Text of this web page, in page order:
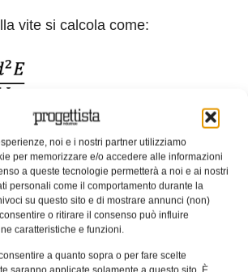
noi e i nostri partner utilizziamo
per memorizzare e/o accedere alle informazioni
a queste tecnologie permetterà a noi e ai nostri
personali come il comportamento durante la
su questo sito e di mostrare annunci (non)
o ritirare il consenso può influire
caratteristiche e funzioni.
a quanto sopra o per fare scelte
vite si calcola come:
della vite (N/m),
della vite (m),
del materiale della vite